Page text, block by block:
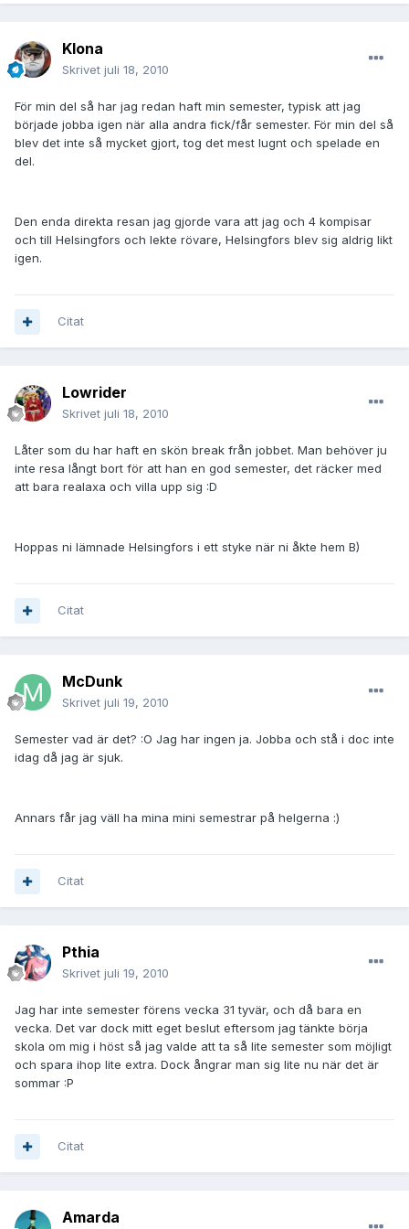
Klona
Skrivet juli 18, 2010
För min del så har jag redan haft min semester, typisk att jag
började jobba igen när alla andra fick/får semester. För min del så
blev det inte så mycket gjort, tog det mest lugnt och spelade en
del.
Den enda direkta resan jag gjorde vara att jag och 4 kompisar
och till Helsingfors och lekte rövare, Helsingfors blev sig aldrig likt
igen.
Citat
Lowrider
Skrivet juli 18, 2010
Låter som du har haft en skön break från jobbet. Man behöver ju
inte resa långt bort för att han en god semester, det räcker med
att bara realaxa och villa upp sig :D
Hoppas ni lämnade Helsingfors i ett styke när ni åkte hem B)
Citat
McDunk
Skrivet juli 19, 2010
Semester vad är det? :O Jag har ingen ja. Jobba och stå i doc inte
idag då jag är sjuk.
Annars får jag väll ha mina mini semestrar på helgerna :)
Citat
Pthia
Skrivet juli 19, 2010
Jag har inte semester förens vecka 31 tyvär, och då bara en
vecka. Det var dock mitt eget beslut eftersom jag tänkte börja
skola om mig i höst så jag valde att ta så lite semester som möjligt
och spara ihop lite extra. Dock ångrar man sig lite nu när det är
sommar :P
Citat
Amarda